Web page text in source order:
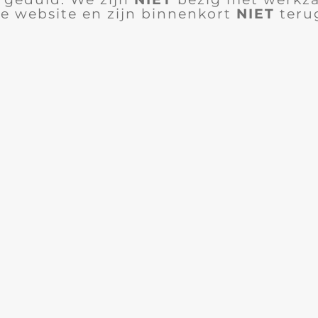
website en zijn binnenkort NIET